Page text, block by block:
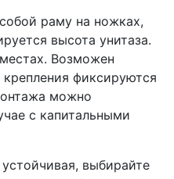
раму на ножках,
высота унитаза.
Возможен
крепления фиксируются
можно
с капитальными
выбирайте